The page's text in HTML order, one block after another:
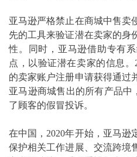
亚马逊严格禁止在商城中售卖
先的工具来验证潜在卖家的身
性。同时，亚马逊借助专有
点，以验证潜在卖家的信息
的卖家账户注册申请获得通过
亚马逊商城售出的所有产品中
了顾客的假冒投诉。
在中国，2020年开始，亚马逊
保护相关工作进展、交流跨境